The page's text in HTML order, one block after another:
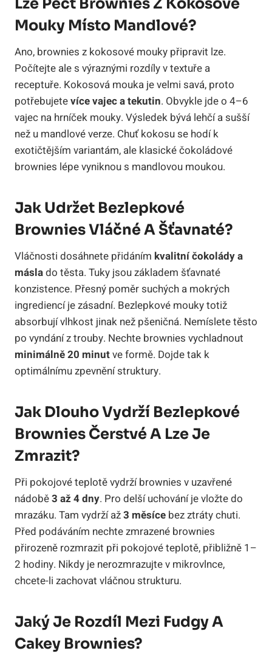
Lze Péct Brownies Z Kokosové
Mouky Místo Mandlové?
Ano, brownies z kokosové mouky připravit lze.
Počítejte ale s výraznými rozdíly v textuře a
receptuře. Kokosová mouka je velmi savá, proto
potřebujetevíce vajec a tekutin. Obvykle jde o 4–6
vajec na hrníček mouky. Výsledek bývá lehčí a sušší
než u mandlové verze. Chuť kokosu se hodí k
exotičtějším variantám, ale klasické čokoládové
brownies lépe vyniknou s mandlovou moukou.
Jak Udržet Bezlepkové
Brownies Vláčné A Šťavnaté?
Vláčnosti dosáhnete přidáním kvalitní čokolády a
máslado těsta. Tuky jsou základem šťavnaté
konzistence. Přesný poměr suchých a mokrých
ingrediencí je zásadní. Bezlepkové mouky totiž
absorbují vlhkost jinak než pšeničná. Nemíslete těsto
po vyndání z trouby. Nechte brownies vychladnout
minimálně 20 minutve formě. Dojde tak k
optimálnímu zpevnění struktury.
Jak Dlouho Vydrží Bezlepkové
Brownies Čerstvé A Lze Je
Zmrazit?
Při pokojové teplotě vydrží brownies v uzavřené
nádobě3 až 4 dny. Pro delší uchování je vložte do
mrazáku. Tam vydrží až3 měsíce bez ztráty chuti.
Před podáváním nechte zmrazené brownies
přirozeně rozmrazit při pokojové teplotě, přibližně 1–
2 hodiny. Nikdy je nerozmrazujte v mikrovlnce,
chcete-li zachovat vláčnou strukturu.
Jaký Je Rozdíl Mezi Fudgy A
Cakey Brownies?